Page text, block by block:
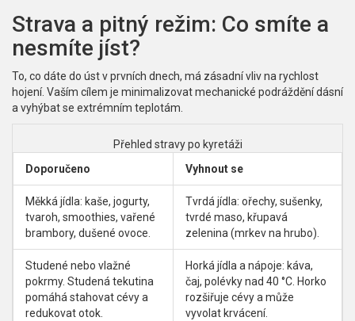
Strava a pitný režim: Co smíte a
nesmíte jíst?
To, co dáte do úst v prvních dnech, má zásadní vliv na rychlost
hojení. Vaším cílem je minimalizovat mechanické podráždění dásní
a vyhýbat se extrémním teplotám.
Přehled stravy po kyretáži
Doporučeno
Vyhnout se
Měkká jídla: kaše, jogurty,
tvaroh, smoothies, vařené
brambory, dušené ovoce.
Tvrdá jídla: ořechy, sušenky,
tvrdé maso, křupavá
zelenina (mrkev na hrubo).
Studené nebo vlažné
pokrmy. Studená tekutina
pomáhá stahovat cévy a
redukovat otok.
Horká jídla a nápoje: káva,
čaj, polévky nad 40 °C. Horko
rozšiřuje cévy a může
vyvolat krvácení.